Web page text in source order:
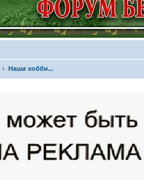
Наши хобби...